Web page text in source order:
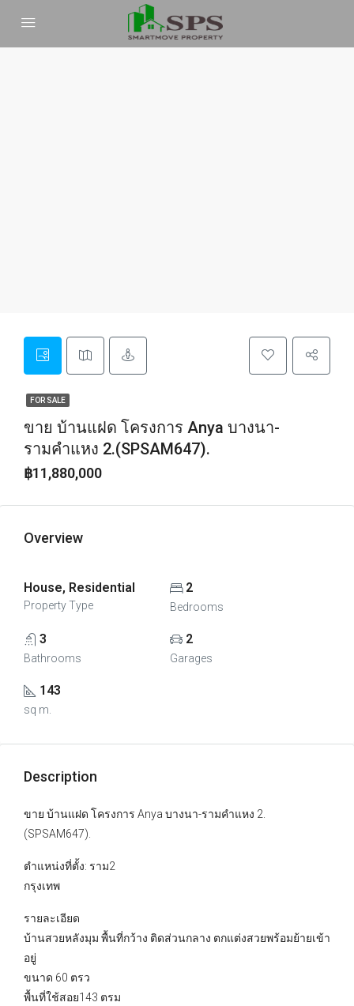
FOR SALE
ขาย บ้านแฝด โครงการ Anya บางนา-
รามคำแหง 2.(SPSAM647).
฿11,880,000
Overview
House, Residential
Property Type
2
Bedrooms
3
Bathrooms
2
Garages
143
sq m.
Description
ขาย บ้านแฝด โครงการ Anya บางนา-รามคำแหง 2.
(SPSAM647).
ตำแหน่งที่ตั้ง: ราม2
กรุงเทพ
รายละเอียด
บ้านสวยหลังมุม พื้นที่กว้าง ติดส่วนกลาง ตกแต่งสวยพร้อมย้ายเข้า
อยู่
ขนาด 60 ตรว
พื้นที่ใช้สอย143 ตรม